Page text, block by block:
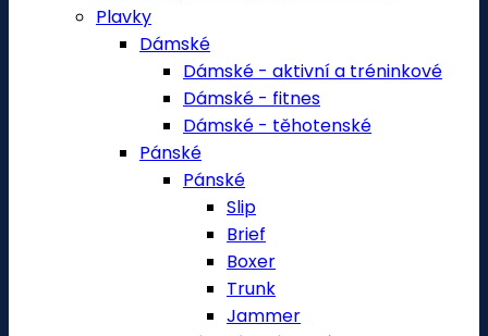
Plavky
Dámské
Dámské - aktivní a tréninkové
Dámské - fitnes
Dámské - těhotenské
Pánské
Pánské
Slip
Brief
Boxer
Trunk
Jammer